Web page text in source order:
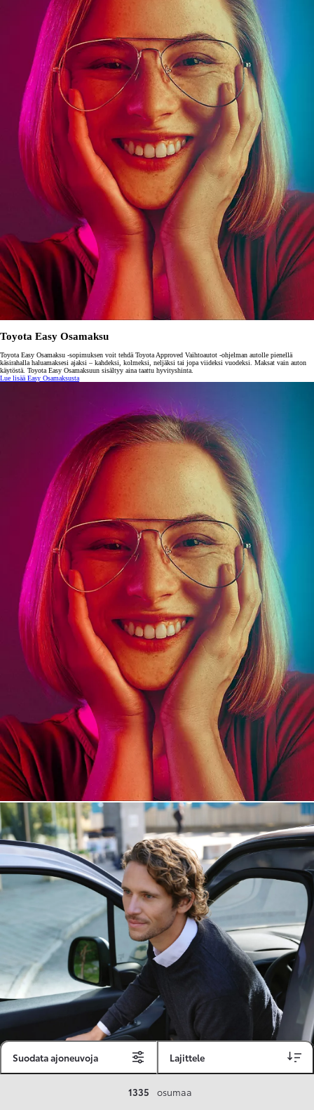
Suodata ajoneuvoja Lajittele
1335 osumaa
Toyota Easy Osamaksu
Toyota Easy Osamaksu -sopimuksen voit tehdä Toyota Approved Vaihtoautot -ohjelman autolle pienellä
käsirahalla haluamaksesi ajaksi – kahdeksi, kolmeksi, neljäksi tai jopa viideksi vuodeksi. Maksat vain auton
käytöstä. Toyota Easy Osamaksuun sisältyy aina taattu hyvityshinta.
Lue lisää Easy Osamaksusta